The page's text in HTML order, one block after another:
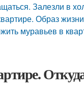
Залезли в
Образ жизни
муравьев в